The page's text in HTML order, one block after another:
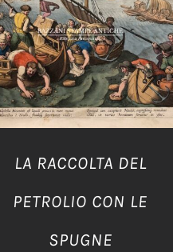
AGGIUNGI AL CARRELLO
/
DETTAGLI
LA RACCOLTA DEL
PETROLIO CON LE
SPUGNE